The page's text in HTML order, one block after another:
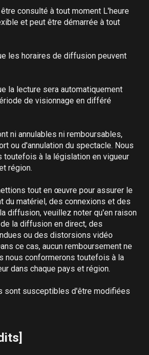
consulté à tout moment L'heure
et peut être démarrée à tout
les horaires de diffusion peuvent
la lecture sera automatiquement
de visionnage en différé
ni annulables ni remboursables,
ou d'annulation du spectacle. Nous
toutefois à la législation en vigueur
région.
tout en œuvre pour assurer le
du matériel, des connexions et des
diffusion, veuillez noter qu'en raison
la diffusion en direct, des
ou des distorsions vidéo
ce cas, aucun remboursement ne
nous conformerons toutefois à la
dans chaque pays et région.
sont susceptibles d'être modifiées